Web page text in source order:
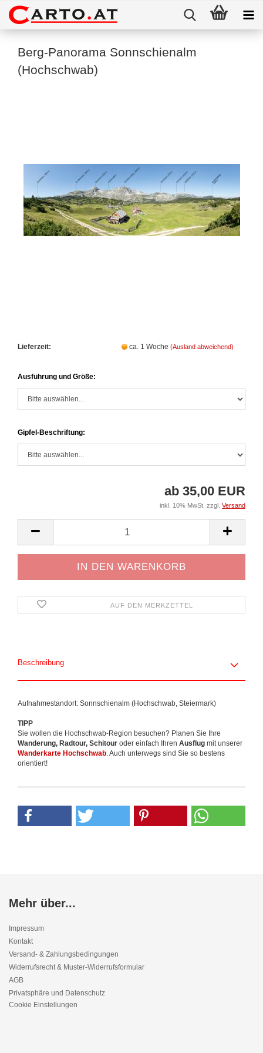
Berg-Panorama Sonnschienalm
(Hochschwab)
Lieferzeit: ca. 1 Woche (Ausland abweichend)
Ausführung und Größe:
Gipfel-Beschriftung:
ab 35,00 EUR
inkl. 10% MwSt. zzgl. Versand
AUF DEN MERKZETTEL
Beschreibung
Aufnahmestandort: Sonnschienalm (Hochschwab, Steiermark)
TIPP
Sie wollen die Hochschwab-Region besuchen? Planen Sie Ihre
Wanderung, Radtour, Schitour oder einfach Ihren Ausflug mit unserer
Wanderkarte Hochschwab. Auch unterwegs sind Sie so bestens
orientiert!
Mehr über...
Impressum
Kontakt
Versand- & Zahlungsbedingungen
Widerrufsrecht & Muster-Widerrufsformular
AGB
Privatsphäre und Datenschutz
Cookie Einstellungen